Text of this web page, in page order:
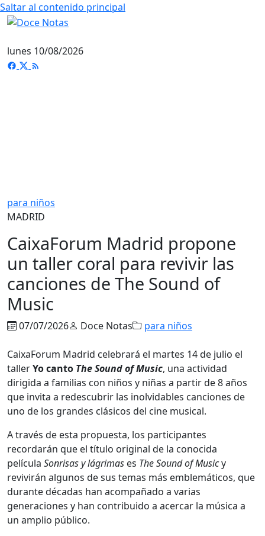
Saltar al contenido principal
lunes 10/08/2026
para niños
MADRID
CaixaForum Madrid propone
un taller coral para revivir las
canciones de The Sound of
Music
07/07/2026 Doce Notas para niños
CaixaForum Madrid celebrará el martes 14 de julio el
tallerYo canto The Sound of Music, una actividad
dirigida a familias con niños y niñas a partir de 8 años
que invita a redescubrir las inolvidables canciones de
uno de los grandes clásicos del cine musical.
A través de esta propuesta, los participantes
recordarán que el título original de la conocida
película Sonrisas y lágrimas es The Sound of Musicy
revivirán algunos de sus temas más emblemáticos, que
durante décadas han acompañado a varias
generaciones y han contribuido a acercar la música a
un amplio público.